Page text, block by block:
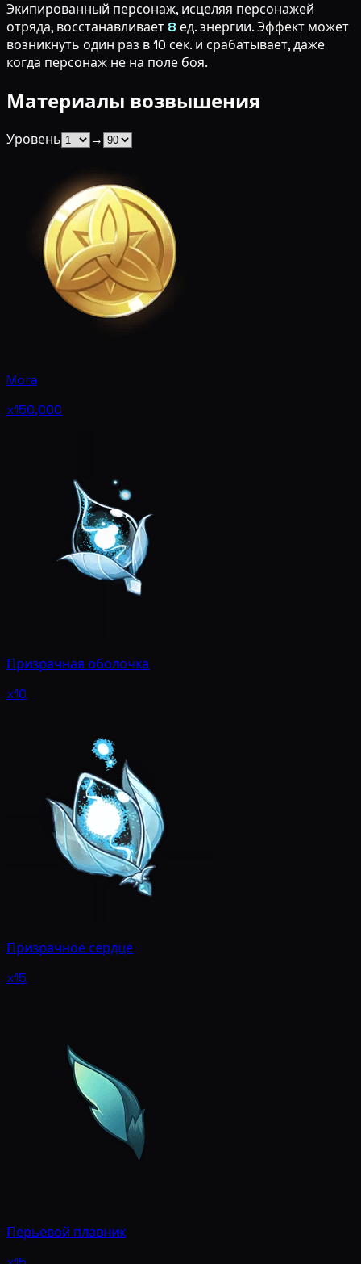
Экипированный персонаж, исцеляя персонажей
отряда, восстанавливает 8 ед. энергии. Эффект может
возникнуть один раз в 10 сек. и срабатывает, даже
когда персонаж не на поле боя.
Материалы возвышения
Уровень →
Mora
x150,000
Призрачная оболочка
x10
Призрачное сердце
x15
Перьевой плавник